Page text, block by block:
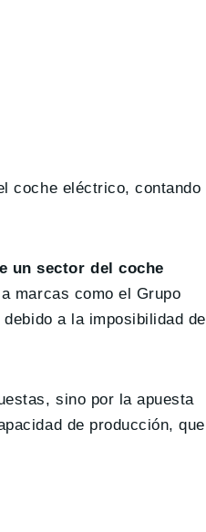
coche eléctrico, contando
un sector del coche
marcas como el Grupo
a la imposibilidad de
sino por la apuesta
de producción, que